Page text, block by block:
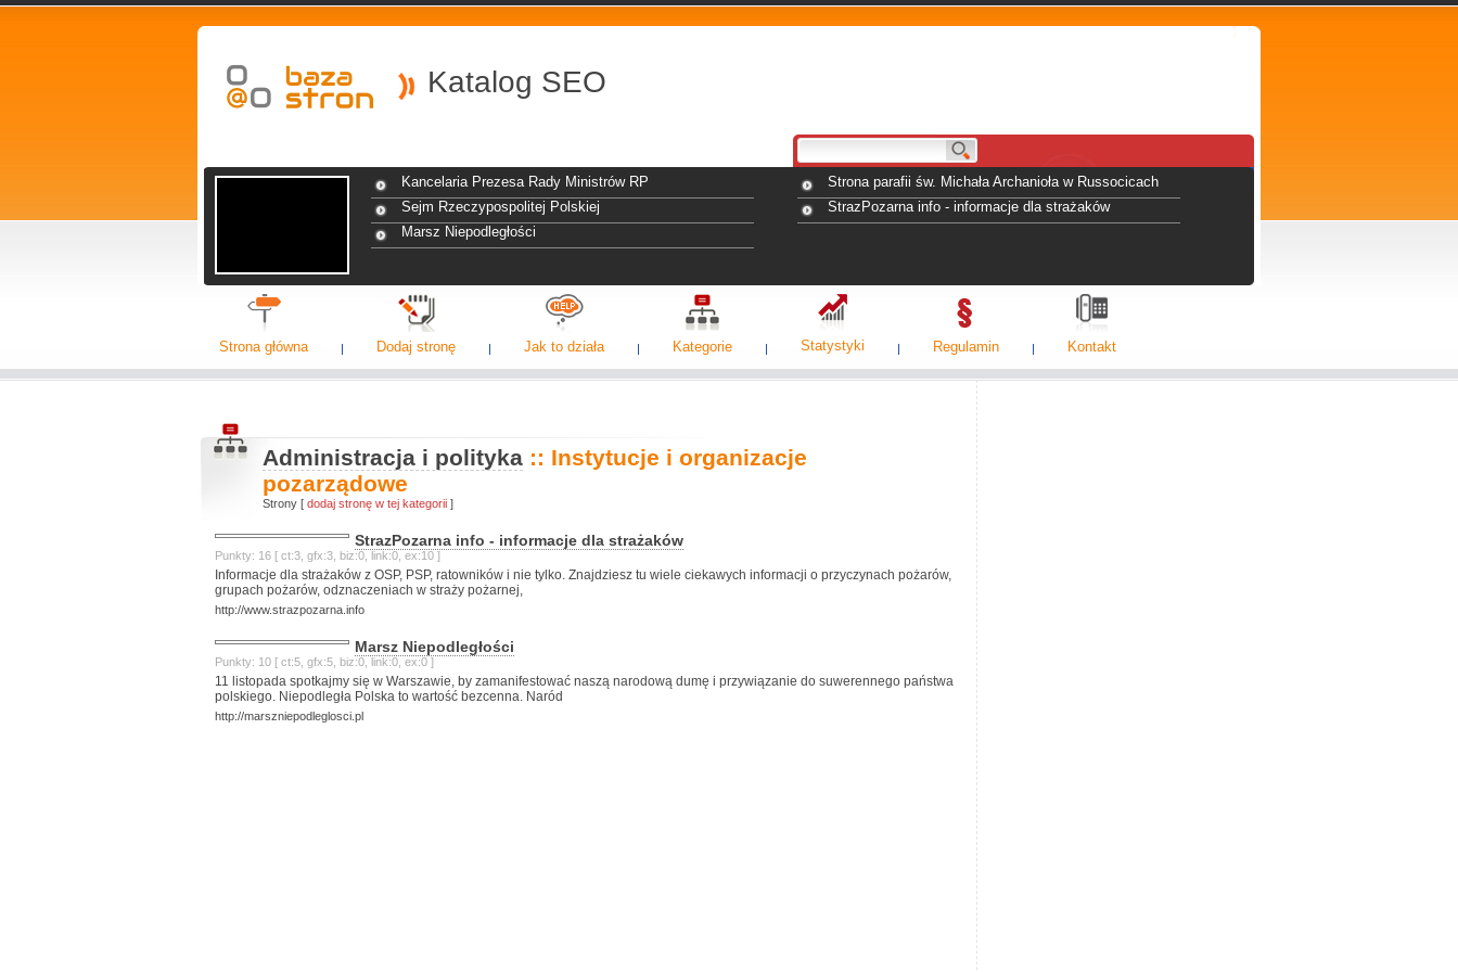
Katalog SEO
Kancelaria Prezesa Rady Ministrów RP
Strona parafii św. Michała Archanioła w Russocicach
Sejm Rzeczypospolitej Polskiej
StrazPozarna info - informacje dla strażaków
Marsz Niepodległości
Strona główna Dodaj stronę Jak to działa Kategorie Statystyki Regulamin Kontakt
Administracja i polityka :: Instytucje i organizacje
pozarządowe
Strony [ dodaj stronę w tej kategorii ]
StrazPozarna info - informacje dla strażaków
Punkty: 16 [ ct:3, gfx:3, biz:0, link:0, ex:10 ]
Informacje dla strażaków z OSP, PSP, ratowników i nie tylko. Znajdziesz tu wiele ciekawych informacji o przyczynach pożarów,
grupach pożarów, odznaczeniach w straży pożarnej,
http://www.strazpozarna.info
Marsz Niepodległości
Punkty: 10 [ ct:5, gfx:5, biz:0, link:0, ex:0 ]
11 listopada spotkajmy się w Warszawie, by zamanifestować naszą narodową dumę i przywiązanie do suwerennego państwa
polskiego. Niepodległa Polska to wartość bezcenna. Naród
http://marszniepodleglosci.pl